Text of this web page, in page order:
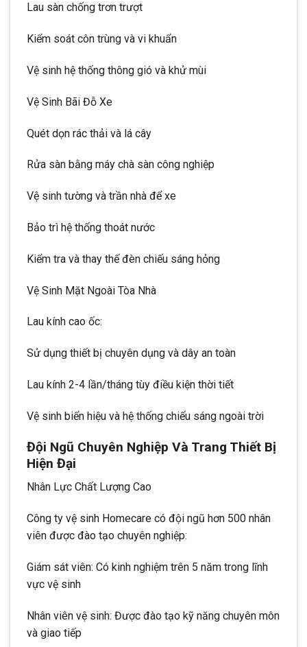
Lau sàn chống trơn trượt
Kiểm soát côn trùng và vi khuẩn
Vệ sinh hệ thống thông gió và khử mùi
Vệ Sinh Bãi Đỗ Xe
Quét dọn rác thải và lá cây
Rửa sàn bằng máy chà sàn công nghiệp
Vệ sinh tường và trần nhà để xe
Bảo trì hệ thống thoát nước
Kiểm tra và thay thế đèn chiếu sáng hỏng
Vệ Sinh Mặt Ngoài Tòa Nhà
Lau kính cao ốc:
Sử dụng thiết bị chuyên dụng và dây an toàn
Lau kính 2-4 lần/tháng tùy điều kiện thời tiết
Vệ sinh biển hiệu và hệ thống chiếu sáng ngoài trời
Đội Ngũ Chuyên Nghiệp Và Trang Thiết Bị
Hiện Đại
Nhân Lực Chất Lượng Cao
Công ty vệ sinh Homecare có đội ngũ hơn 500 nhân
viên được đào tạo chuyên nghiệp:
Giám sát viên: Có kinh nghiệm trên 5 năm trong lĩnh
vực vệ sinh
Nhân viên vệ sinh: Được đào tạo kỹ năng chuyên môn
và giao tiếp